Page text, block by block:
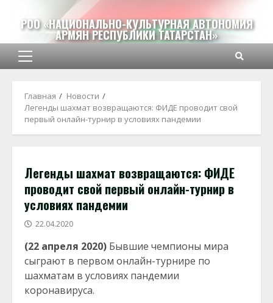
содержимому
РОО «НАЦИОНАЛЬНО-КУЛЬТУРНАЯ АВТОНОМИЯ
АРМЯН РЕСПУБЛИКИ ТАТАРСТАН»
Основное
Главная
Новости
Легенды шахмат возвращаются: ФИДЕ проводит свой
первый онлайн-турнир в условиях пандемии
Легенды шахмат возвращаются: ФИДЕ
проводит свой первый онлайн-турнир в
условиях пандемии
22.04.2020
(22 апреля 2020) Бывшие чемпионы мира
сыграют в первом онлайн-турнире по
шахматам в условиях пандемии
коронавируса.